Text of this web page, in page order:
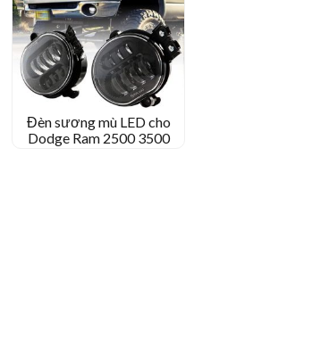
Đèn sương mù LED cho
Dodge Ram 2500 3500